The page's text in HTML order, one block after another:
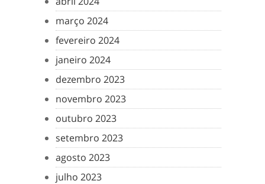
março 2024
fevereiro 2024
janeiro 2024
dezembro 2023
novembro 2023
outubro 2023
setembro 2023
agosto 2023
julho 2023